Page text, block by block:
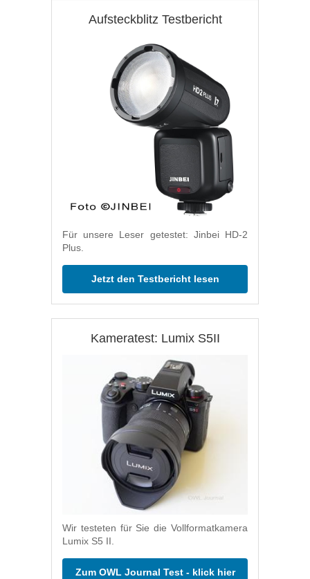
Aufsteckblitz Testbericht
Für unsere Leser getestet: Jinbei HD-2
Plus.
Jetzt den Testbericht lesen
Kameratest: Lumix S5II
Wir testeten für Sie die Vollformatkamera
Lumix S5 II.
Zum OWL Journal Test - klick hier